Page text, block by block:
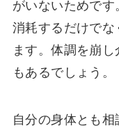
がいないためで
消耗するだけでな
ます。体調を崩
もあるでしょう。
自分の身体とも